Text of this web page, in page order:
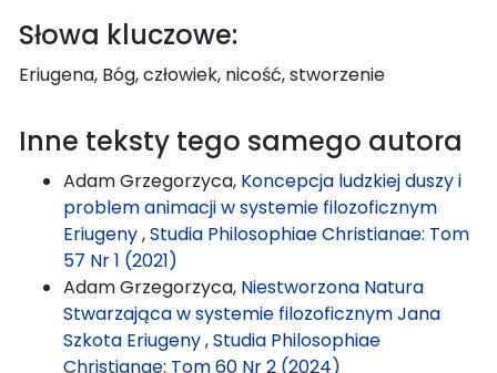
Słowa kluczowe:
Eriugena, Bóg, człowiek, nicość, stworzenie
Inne teksty tego samego autora
Adam Grzegorzyca, Koncepcja ludzkiej duszy i
problem animacji w systemie filozoficznym
Eriugeny,Studia Philosophiae Christianae: Tom
57 Nr 1 (2021)
Adam Grzegorzyca, Niestworzona Natura
Stwarzająca w systemie filozoficznym Jana
Szkota Eriugeny,Studia Philosophiae
Christianae: Tom 60 Nr 2 (2024)